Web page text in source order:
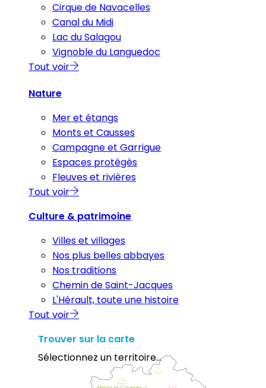
Cirque de Navacelles
Canal du Midi
Lac du Salagou
Vignoble du Languedoc
Tout voir
Nature
Mer et étangs
Monts et Causses
Campagne et Garrigue
Espaces protégés
Fleuves et rivières
Tout voir
Culture & patrimoine
Villes et villages
Nos plus belles abbayes
Nos traditions
Chemin de Saint-Jacques
L'Hérault, toute une histoire
Tout voir
Trouver sur la carte
Sélectionnez un territoire...